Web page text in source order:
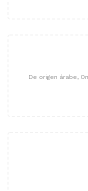
De origen árabe,